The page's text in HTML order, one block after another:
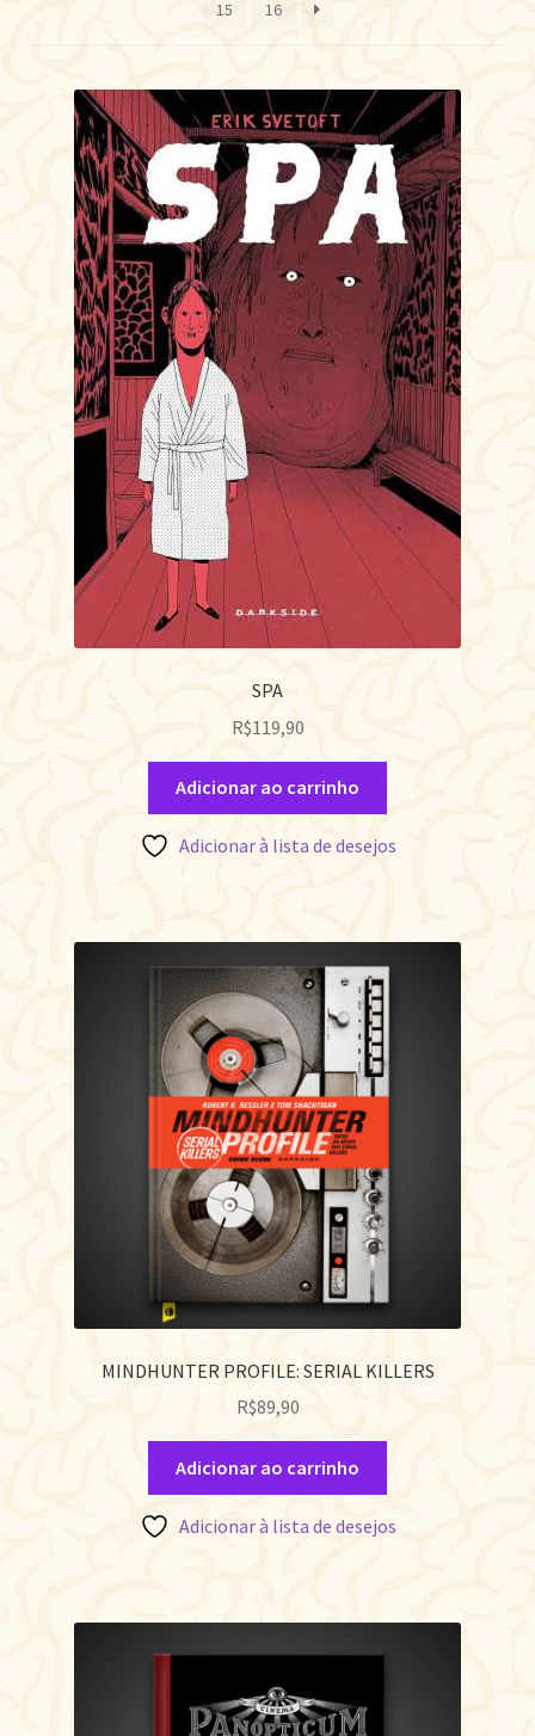
15
16
SPA
R$119,90
Adicionar ao carrinho
Adicionar à lista de desejos
MINDHUNTER PROFILE: SERIAL KILLERS
R$89,90
Adicionar ao carrinho
Adicionar à lista de desejos